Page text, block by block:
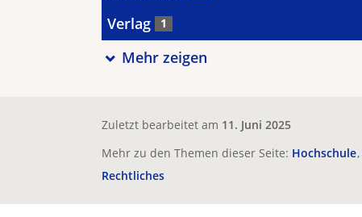
Verlag 1
Mehr zeigen
Zuletzt bearbeitet am 11. Juni 2025
Mehr zu den Themen dieser Seite: Hochschule
Rechtliches